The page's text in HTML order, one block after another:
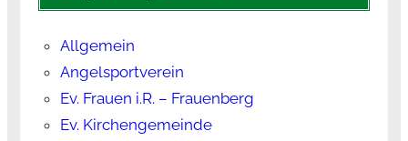
Allgemein
Angelsportverein
Ev. Frauen i.R. – Frauenberg
Ev. Kirchengemeinde